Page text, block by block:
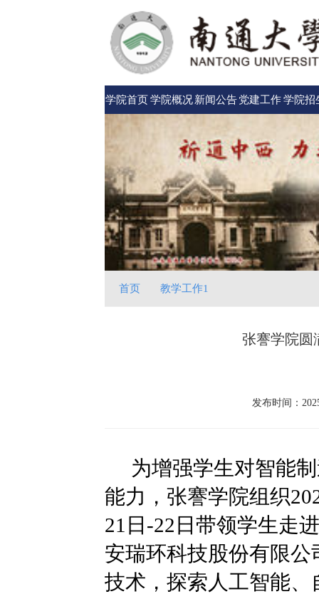
学院首页学院概况 新闻公告党建工作学院招
首页 教学工作1
张謇学院圆
发布时间：
为增强学生对智能
能力，张謇学院组织
21日-22日带领学生走
安瑞环科技股份有限
技术，探索人工智能